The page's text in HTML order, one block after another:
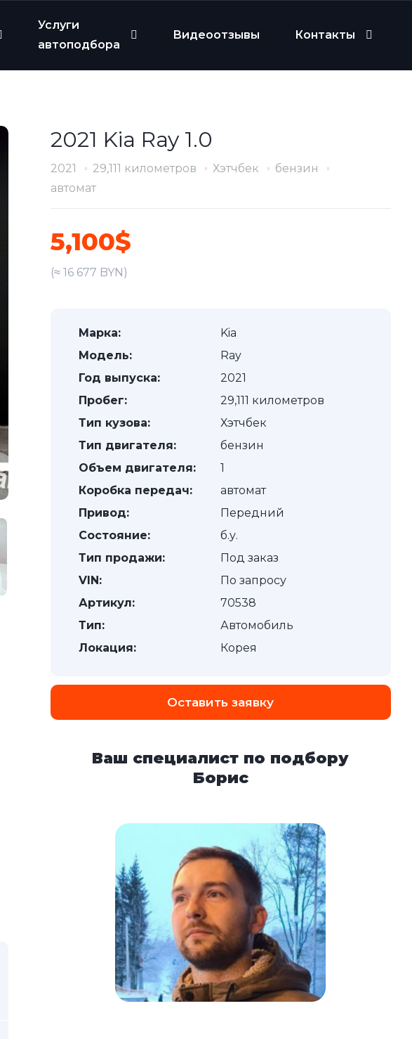
Услуги
автоподбора
Видеоотзывы Контакты
2021 Kia Ray 1.0
2021 29,111 километров Хэтчбек
бензин
автомат
5,100$
(≈ 16 677 BYN)
Марка:
Kia
Модель:
Ray
Год выпуска:
2021
Пробег:
29,111 километров
Тип кузова:
Хэтчбек
Тип двигателя:
бензин
Объем двигателя:
1
Коробка передач:
автомат
Привод:
Передний
Состояние:
б.у.
Тип продажи:
Под заказ
VIN:
По запросу
Артикул:
70538
Тип:
Автомобиль
Локация:
Корея
Оставить заявку
Ваш специалист по подбору
Борис